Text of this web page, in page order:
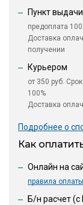
Пункт выдачи
предоплата
Доставка
получении
Курьером
от 350 руб.
100%
Доставка
Подробнее о
Как
Онлайн на
правила
Б/н расчет